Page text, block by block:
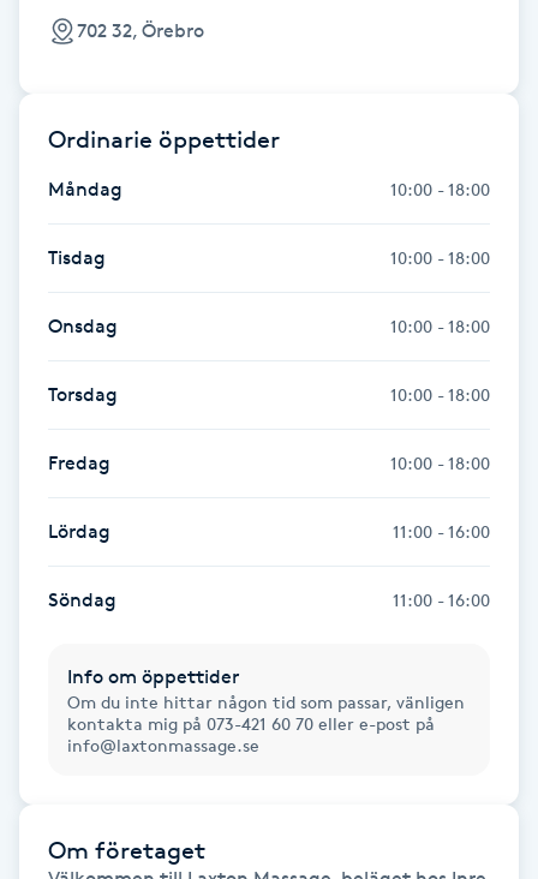
Hårborttagning
Hårbottenbehandling
Hårförlängning
Japansk massage
702 32, Örebro
Ordinarie öppettider
Måndag 10:00 - 18:00
Tisdag 10:00 - 18:00
Onsdag 10:00 - 18:00
Torsdag 10:00 - 18:00
Fredag 10:00 - 18:00
Lördag 11:00 - 16:00
Söndag 11:00 - 16:00
Info om öppettider
Om du inte hittar någon tid som passar, vänligen
kontakta mig på 073-421 60 70 eller e-post på
info@laxtonmassage.se
Om företaget